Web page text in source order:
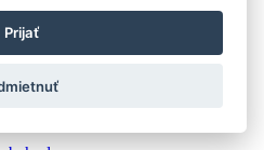
Prijať